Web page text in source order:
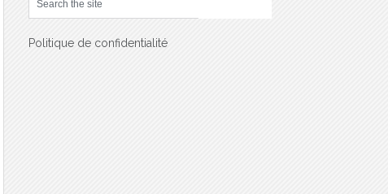
Politique de confidentialité